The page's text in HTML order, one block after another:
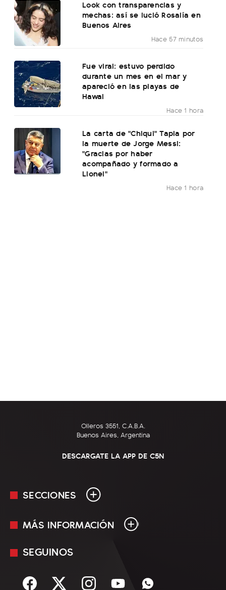
Look con transparencias y
mechas: así se lució Rosalía en
Buenos Aires
Hace 57 minutos
Fue viral: estuvo perdido
durante un mes en el mar y
apareció en las playas de
Hawai
Hace 1 hora
La carta de "Chiqui" Tapia por
la muerte de Jorge Messi:
"Gracias por haber
acompañado y formado a
Lionel"
Hace 1 hora
Olleros 3551, C.A.B.A.
Buenos Aires, Argentina
DESCARGATE LA APP DE C5N
SECCIONES
En Vivo
Sociedad
MÁS INFORMACIÓN
Mediakit
Términos y condiciones
SEGUINOS